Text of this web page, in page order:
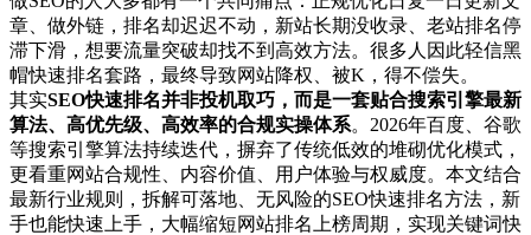
章、做外链，排名却迟迟不动，新站长期没收录、老站排名停
滞下滑，想要流量突破却找不到高效方法。很多人因此轻信黑
帽快速排名套路，最终导致网站降权、被K，得不偿失。
其实SEO快速排名并非投机取巧，而是一套贴合搜索引擎最新
算法、高优先级、高效率的合规实操体系。2026年百度、谷歌
等搜索引擎算法持续迭代，摒弃了传统低效的堆砌优化模式，
更看重网站合规性、内容价值、用户体验与权威度。本文结合
最新行业规则，拆解可落地、无风险的SEO快速排名方法，新
手也能快速上手，大幅缩短网站排名上榜周期，实现关键词快